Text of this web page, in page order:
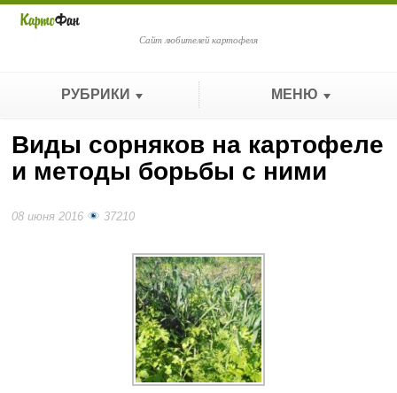
Сайт любителей картофеля
РУБРИКИ МЕНЮ
Виды сорняков на картофеле
и методы борьбы с ними
08 июня 2016 37210